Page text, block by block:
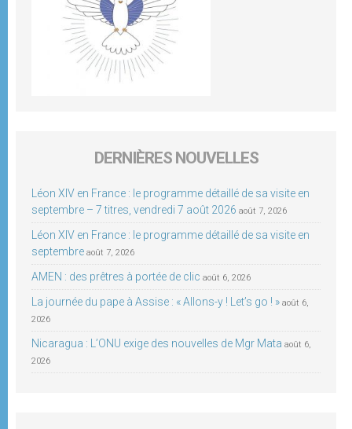
DERNIÈRES NOUVELLES
Léon XIV en France : le programme détaillé de sa visite en
septembre – 7 titres, vendredi 7 août 2026 août 7, 2026
Léon XIV en France : le programme détaillé de sa visite en
septembre août 7, 2026
AMEN : des prêtres à portée de clic août 6, 2026
La journée du pape à Assise : « Allons-y ! Let’s go ! » août 6,
2026
Nicaragua : L’ONU exige des nouvelles de Mgr Mata août 6,
2026